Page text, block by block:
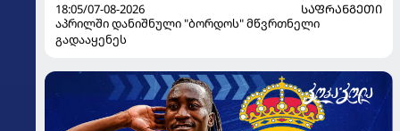
18:05/07-08-2026
ᲡᲐᲤᲠᲐᲜᲒᲔᲗᲘ
აპრილში დანიშნული "ბორდოს" მწვრთნელი
გადააყენეს